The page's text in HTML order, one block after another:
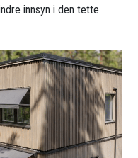
innsyn i den tette